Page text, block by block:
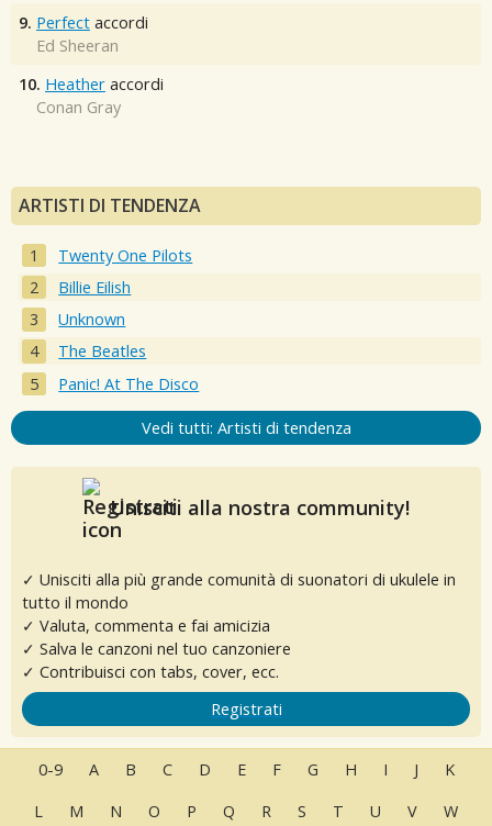
9. Perfect accordi
Ed Sheeran
10. Heather accordi
Conan Gray
ARTISTI DI TENDENZA
Twenty One Pilots
Billie Eilish
Unknown
The Beatles
Panic! At The Disco
Vedi tutti: Artisti di tendenza
Unisciti alla nostra community!
✓ Unisciti alla più grande comunità di suonatori di ukulele in
tutto il mondo
✓ Valuta, commenta e fai amicizia
✓ Salva le canzoni nel tuo canzoniere
✓ Contribuisci con tabs, cover, ecc.
Registrati
0-9 A B C D E F G H I J
K
L
M N O P Q R S T U V W